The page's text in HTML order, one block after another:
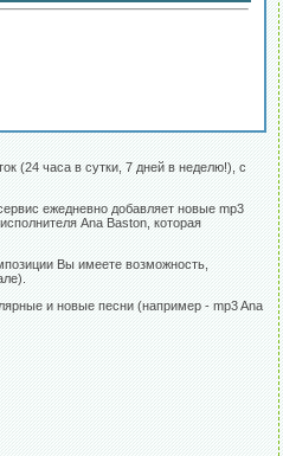
(24 часа в сутки, 7 дней в неделю!), с
ежедневно добавляет новые mp3
Ana Baston, которая
Вы имеете возможность,
и новые песни (например - mp3 Ana